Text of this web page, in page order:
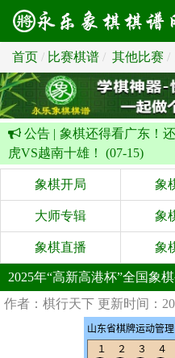
首页 比赛棋谱 其他比赛
公告 | 象棋还得看广东！
虎VS越南十雄！ (07-15)
象棋开局 象
大师专辑 象
象棋直播 象
2025年“高新高港杯”全国象
作者：棋行天下 更新时间：